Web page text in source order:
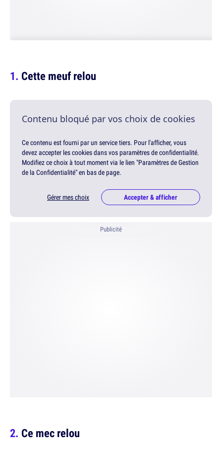
Cette meuf relou
Contenu bloqué par vos choix de cookies
Ce contenu est fourni par un service tiers. Pour l'afficher, vous
devez accepter les cookies dans vos paramètres de confidentialité.
Modifiez ce choix à tout moment via le lien "Paramètres de Gestion
de la Confidentialité" en bas de page.
Gérer mes choix Accepter & afficher
Publicité
Ce mec relou